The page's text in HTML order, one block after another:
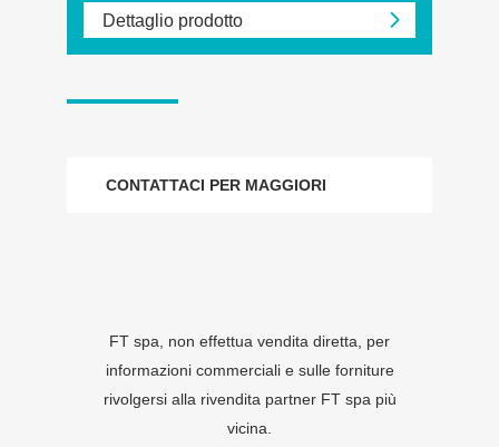
Dettaglio prodotto
CONTATTACI PER MAGGIORI
FT spa, non effettua vendita diretta, per
informazioni commerciali e sulle forniture
rivolgersi alla rivendita partner FT spa più
vicina.